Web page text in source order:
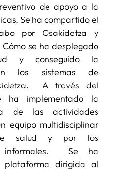
de apoyo a la
Se ha compartido el
por Osakidetza y
Cómo se ha desplegado
y conseguido la
los sistemas de
A través del
ha implementado la
de las actividades
equipo multidisciplinar
salud y por los
informales. Se ha
plataforma dirigida al